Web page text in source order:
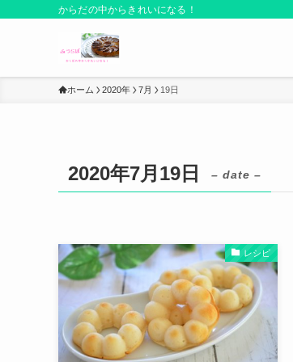
からだの中からきれいになる！
ホーム 2020年 7月 19日
2020年7月19日 – date –
レシピ